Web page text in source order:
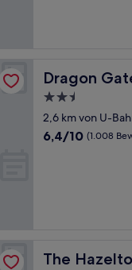
Dragon
Dragon Gate
2.5-
Sterne-
Unterkunft
2,6 km von U-
6.4
6,4/10 (1.008
The
The Hazelton